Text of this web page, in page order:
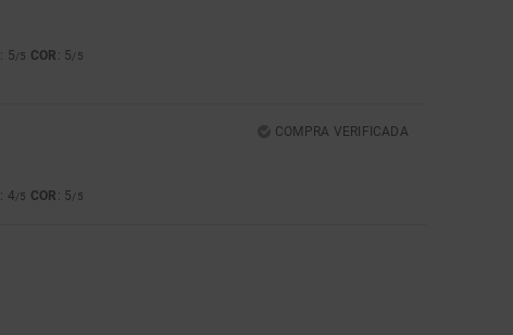
: 5/5 COR : 5/5
COMPRA VERIFICADA
: 4/5 COR : 5/5